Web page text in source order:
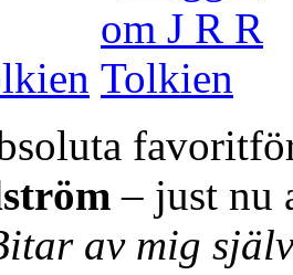
– just nu
av mig själv